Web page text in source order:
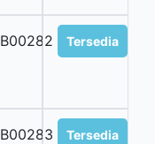
B00282 Tersedia
B00283 Tersedia